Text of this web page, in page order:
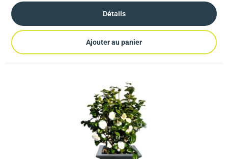
Détails
Ajouter au panier